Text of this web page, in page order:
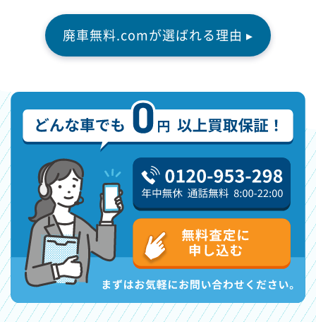
廃車無料.comが選ばれる理由 ▸